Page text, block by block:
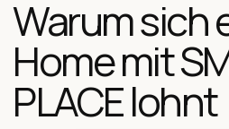
Warum sich
Home mit
PLACE lohnt